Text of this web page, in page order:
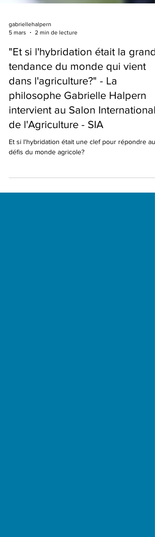
gabriellehalpern
2 min de lecture
"Et si l'hybridation était la
tendance du monde qui vient
dans l'agriculture?" - La
philosophe Gabrielle Halpern
de l'Agriculture - SIA
défis du monde agricole?